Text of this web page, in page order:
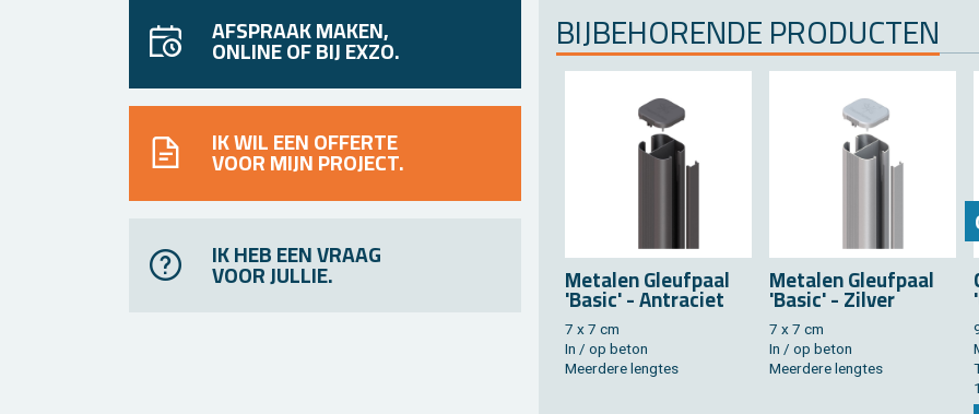
AFSPRAAK MAKEN,
ONLINE OF BIJ EXZO.
IK WIL EEN OFFERTE
VOOR MIJN PROJECT.
IK HEB EEN VRAAG
VOOR JULLIE.
BIJ­BE­HO­REN­DE PRO­DUC­TEN
Me­ta­len Gleuf­paal
'Basic' - An­tra­ciet
7 x 7 cm
In / op beton
Meer­de­re leng­tes
Me­ta­len Gleuf­paal
'Basic' - Zil­ver
7 x 7 cm
In / op beton
Meer­de­re leng­tes